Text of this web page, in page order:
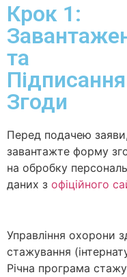
Крок 1:
та
Підписання
Згоди
Перед подачею заяви,
завантажте форму
на обробку
даних з офіційного
Управління охорони
стажування
Річна програма